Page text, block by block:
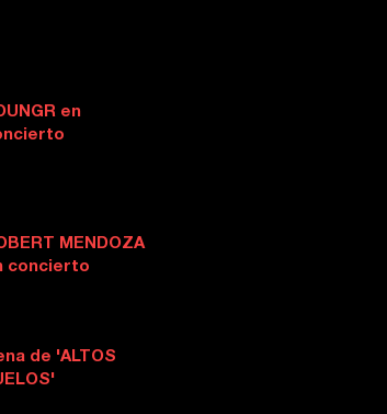
en
MENDOZA
concierto
de 'ALTOS